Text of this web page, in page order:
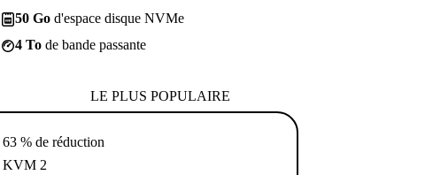
50 Go d'espace disque NVMe
4 To de bande passante
LE PLUS POPULAIRE
63 % de réduction
KVM 2